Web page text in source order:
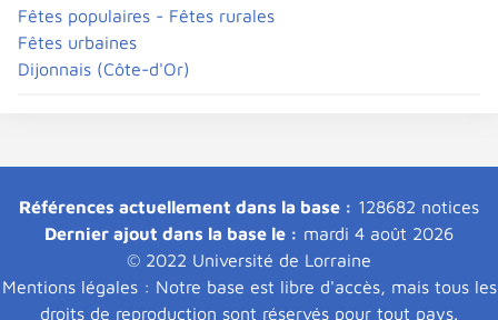
Fêtes populaires - Fêtes rurales
Fêtes urbaines
Dijonnais (Côte-d'Or)
Références actuellement dans la base : 128682 notices
Dernier ajout dans la base le : mardi 4 août 2026
© 2022 Université de Lorraine
Mentions légales : Notre base est libre d'accès, mais tous les
droits de reproduction sont réservés pour tout pays.